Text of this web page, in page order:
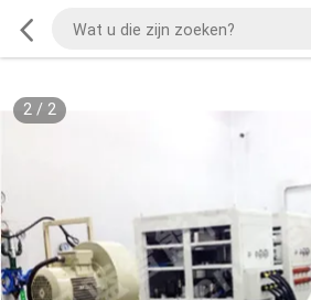
2/ 2